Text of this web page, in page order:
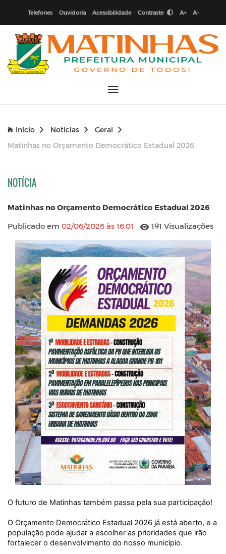
Telefones Ouvidoria Acessibilidade Contraste A+ A-
Início Notícias
Geral
Matinhas no Orçamento Democrático Estadual 2026
NOTÍCIA
Matinhas no Orçamento Democrático Estadual 2026
Publicado em 02/06/2026 às 16:01 191 Visualizações
O futuro de Matinhas também passa pela sua participação!
O Orçamento Democrático Estadual 2026 já está aberto, e a
população pode ajudar a escolher as prioridades que irão
fortalecer o desenvolvimento do nosso município.